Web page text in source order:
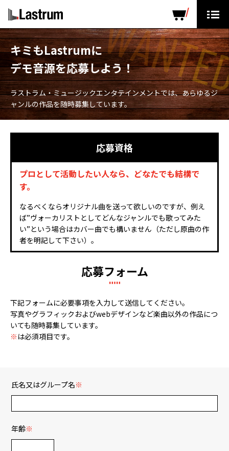
ARTISTS LABEL PRODUCTS DISTRIBUTION
ニュース
会社概要
お問い合わせ
プライバシーポリシー
ENGLISH PAGE
キミもLastrumに
デモ音源を応募しよう！
ラストラム・ミュージックエンタテインメントでは、あらゆるジ
ャンルの作品を随時募集しています。
応募資格
プロとして活動したい人なら、どなたでも結構で
す。
なるべくならオリジナル曲を送って欲しいのですが、例え
ば”ヴォーカリストとしてどんなジャンルでも歌ってみた
い”という場合はカバー曲でも構いません（ただし原曲の作
者を明記して下さい）。
応募フォーム
下記フォームに必要事項を入力して送信してください。
写真やグラフィックおよびwebデザインなど楽曲以外の作品につ
いても随時募集しています。
※ は必須項目です。
氏名又はグループ名※
年齢※